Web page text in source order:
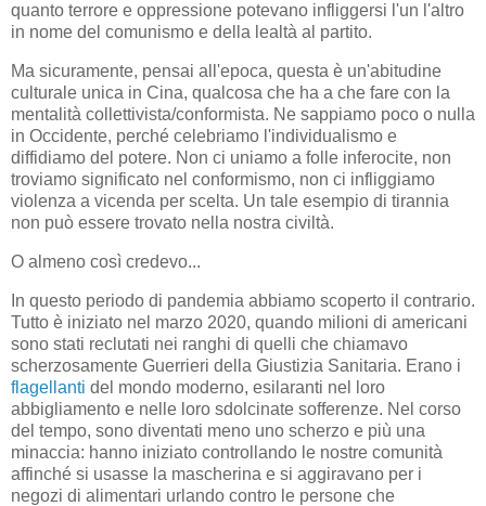
quanto terrore e oppressione potevano infliggersi l'un l'altro
in nome del comunismo e della lealtà al partito.
Ma sicuramente, pensai all'epoca, questa è un'abitudine
culturale unica in Cina, qualcosa che ha a che fare con la
mentalità collettivista/conformista. Ne sappiamo poco o nulla
in Occidente, perché celebriamo l'individualismo e
diffidiamo del potere. Non ci uniamo a folle inferocite, non
troviamo significato nel conformismo, non ci infliggiamo
violenza a vicenda per scelta. Un tale esempio di tirannia
non può essere trovato nella nostra civiltà.
O almeno così credevo...
In questo periodo di pandemia abbiamo scoperto il contrario.
Tutto è iniziato nel marzo 2020, quando milioni di americani
sono stati reclutati nei ranghi di quelli che chiamavo
scherzosamente Guerrieri della Giustizia Sanitaria. Erano i
flagellanti del mondo moderno, esilaranti nel loro
abbigliamento e nelle loro sdolcinate sofferenze. Nel corso
del tempo, sono diventati meno uno scherzo e più una
minaccia: hanno iniziato controllando le nostre comunità
affinché si usasse la mascherina e si aggiravano per i
negozi di alimentari urlando contro le persone che